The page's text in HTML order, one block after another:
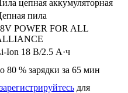
Пила цепная аккумуляторная
пила
POWER FOR ALL
Ion 18 В/2.5 А·ч
80 % зарядки за 65 мин
зарегистрируйтесь для